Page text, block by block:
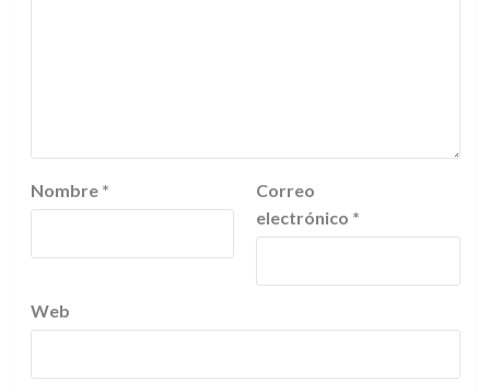
Nombre *
Correo
electrónico *
Web